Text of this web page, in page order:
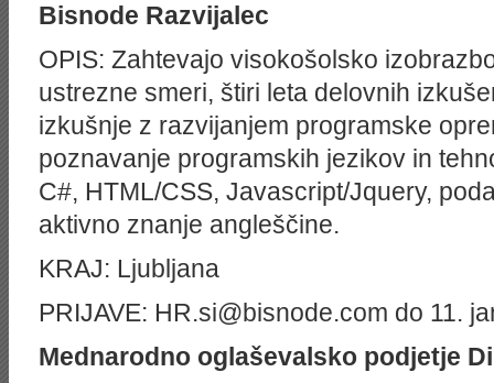
Bisnode Razvijalec
OPIS: Zahtevajo visokošolsko
ustrezne smeri, štiri leta delovnih
izkuš­nje z razvijanjem programske
poznavanje programskih jezikov in
C#, HTML/CSS, Javascript/Jquery,
aktivno znanje angleščine.
KRAJ: Ljubljana
PRIJAVE: HR.si@bisnode.com do 11.
Mednarodno oglaševalsko podjetje